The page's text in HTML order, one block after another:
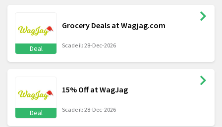
Deal
Grocery Deals at Wagjag.com
Scade il: 28-Dec-2026
Deal
15% Off at WagJag
Scade il: 28-Dec-2026